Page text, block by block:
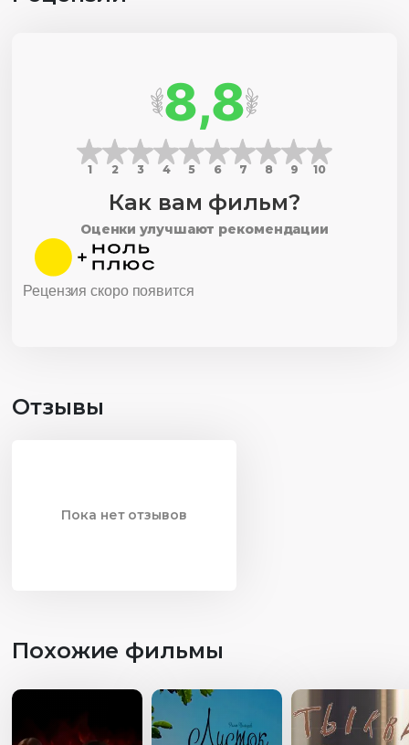
8,8
1 2 3 4 5 6 7 8 9 10
Как вам фильм?
Оценки улучшают рекомендации
Рецензия скоро появится
Отзывы
Пока нет отзывов
Похожие фильмы